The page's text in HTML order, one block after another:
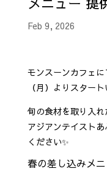
Feb 9, 2026
モンスーンカフェ
（月）よりスタート
旬の食材を取り入
アジアンテイスト
ください✨
春の差し込みメ